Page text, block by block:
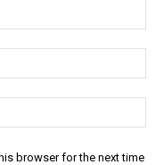
browser for the next time